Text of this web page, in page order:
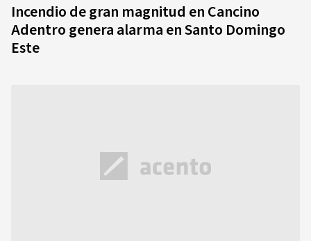
Incendio de gran magnitud en Cancino
Adentro genera alarma en Santo Domingo
Este